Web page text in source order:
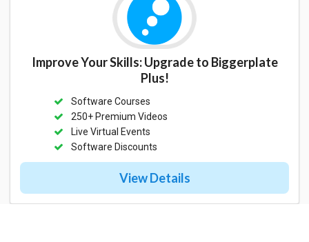
Improve Your Skills: Upgrade to Biggerplate
Plus!
Software Courses
250+ Premium Videos
Live Virtual Events
Software Discounts
View Details